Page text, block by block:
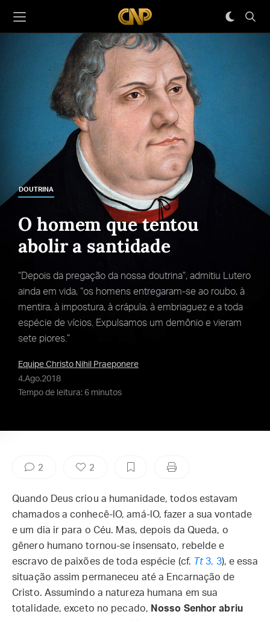
DOUTRINA
O homem que tentou
abolir a santidade
“Depois da pregação da nossa doutrina”, admitiu Lutero
ainda em vida, “os homens entregaram-se ao roubo, à
mentira, à impostura, à crápula, à embriaguez e a toda
espécie de vícios. Expulsamos um demônio e vieram
sete piores.”
Equipe Christo Nihil Praeponere
4.Ago.2018
Tempo de leitura: 6 minutos
2 2
Quando Deus criou a humanidade, todos estavam
chamados a conhecê-lO, amá-lO, fazer a sua vontade
e um dia ir para o Céu. Mas, depois da Queda, o
gênero humano tornou-se insensato, rebelde e
escravo de paixões de toda espécie (cf. Tt3, 3), e essa
situação assim permaneceu até a Encarnação de
Cristo. Assumindo a natureza humana em sua
totalidade, exceto no pecado, Nosso Senhor abriu